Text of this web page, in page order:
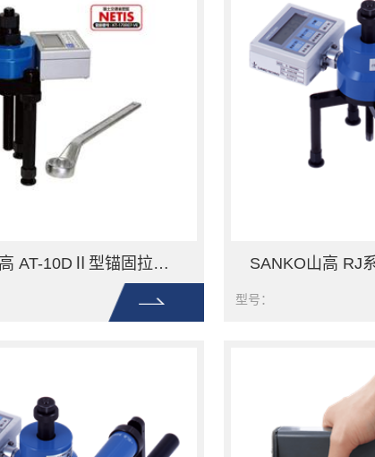
SANKO山高 AT-10DⅡ型锚固拉伸试验机
型号：